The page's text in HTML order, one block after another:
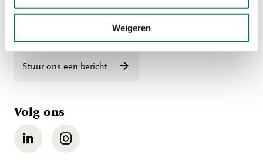
Weigeren
Ma t/m vr 08:00 tot 16:30 uur
Stuur ons een bericht
Volg ons
LinkedIn Instagram